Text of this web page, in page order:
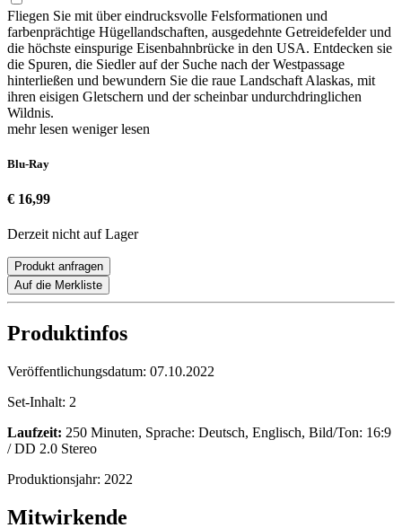
Fliegen Sie mit über eindrucksvolle Felsformationen und
farbenprächtige Hügellandschaften, ausgedehnte Getreidefelder und
die höchste einspurige Eisenbahnbrücke in den USA. Entdecken sie
die Spuren, die Siedler auf der Suche nach der Westpassage
hinterließen und bewundern Sie die raue Landschaft Alaskas, mit
ihren eisigen Gletschern und der scheinbar undurchdringlichen
Wildnis.
mehr lesen weniger lesen
Blu-Ray
€ 16,99
Derzeit nicht auf Lager
Produkt anfragen
Auf die Merkliste
Produktinfos
Veröffentlichungsdatum: 07.10.2022
Set-Inhalt: 2
Laufzeit: 250 Minuten, Sprache: Deutsch, Englisch, Bild/Ton: 16:9
/ DD 2.0 Stereo
Produktionsjahr: 2022
Mitwirkende